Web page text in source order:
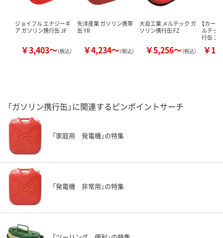
ジョイフル エナジーギ
ア ガソリン携行缶 JF
￥3,403～（税込）
矢澤産業 ガソリン携帯
缶 YR
￥4,234～（税込）
大自工業 メルテック ガ
ソリン携行缶 FZ
￥5,256～（税込）
【カー
ルテッ
行缶 ス
￥
「ガソリン携行缶」に関連するピンポイントサーチ
「家庭用 発電機」の特集
「発電機 非常用」の特集